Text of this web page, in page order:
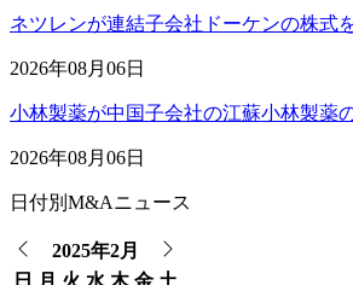
ネツレンが連結子会社ドーケンの株式
2026年08月06日
小林製薬が中国子会社の江蘇小林製薬
2026年08月06日
日付別M&Aニュース
2025年2月